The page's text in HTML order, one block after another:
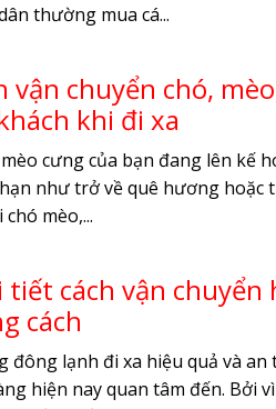
thường mua cá...
vận chuyển chó,
khi đi xa
cưng của bạn đang lên kế
như trở về quê hương hoặc
mèo,...
cách vận chuyển
cách
đông lạnh đi xa hiệu quả và an
hiện nay quan tâm đến. Bởi